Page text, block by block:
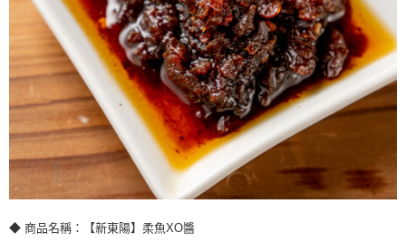
◆ 商品名稱：【新東陽】柔魚XO醬